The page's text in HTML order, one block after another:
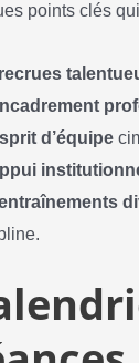
points clés
d’équipe